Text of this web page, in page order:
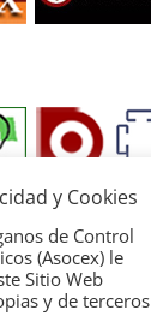
y Cookies
de Control
(Asocex) le
Sitio Web
y de terceros